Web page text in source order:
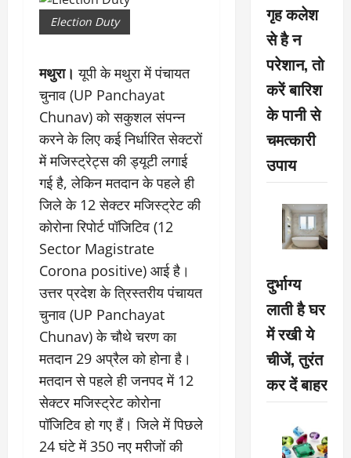
Election Duty
मथुरा।यूपी के मथुरा में पंचायत
चुनाव (UP Panchayat
Chunav) को सकुशल संपन्न
करने के लिए कई निर्धारित सेक्टरों
में मजिस्ट्रेट्स की ड्यूटी लगाई
गई है, लेकिन मतदान के पहले ही
जिले के 12 सेक्टर मजिस्ट्रेट की
कोरोना रिपोर्ट पॉजिटिव (12
Sector Magistrate
Corona positive) आई है।
उत्तर प्रदेश के त्रिस्तरीय पंचायत
चुनाव (UP Panchayat
Chunav) के चौथे चरण का
मतदान 29 अप्रैल को होना है।
मतदान से पहले ही जनपद में 12
सेक्टर मजिस्ट्रेट कोरोना
पॉजिटिव हो गए हैं। जिले में पिछले
24 घंटे में 350 नए मरीजों की
गृह कलेश
से है न
परेशान, तो
करें बारिश
के पानी से
चमत्कारी
उपाय
दुर्भाग्य
लाती है घर
में रखी ये
चीजें, तुरंत
कर दें बाहर